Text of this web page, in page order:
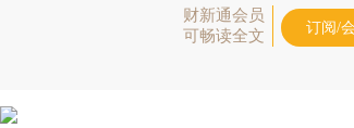
财新通会员
可畅读全文
订阅/